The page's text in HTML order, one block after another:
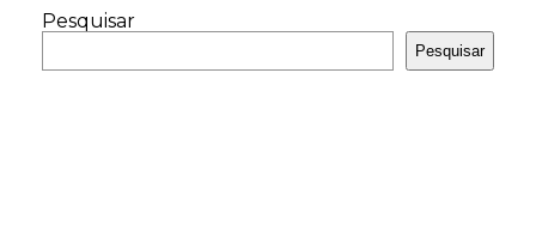
Pesquisar
Pesquisar